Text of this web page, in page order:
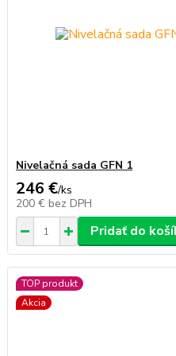
Nivelačná sada GFN 1
246 €/ks
200 € bez DPH
Pridať do
TOP produkt
Akcia